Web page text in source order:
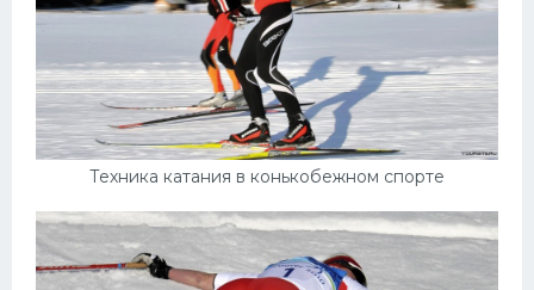
Техника катания в конькобежном спорте